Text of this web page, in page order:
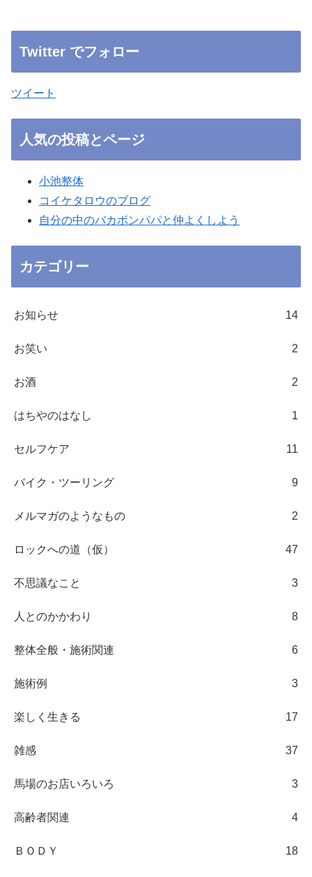
Twitter でフォロー
ツイート
人気の投稿とページ
小池整体
コイケタロウのブログ
自分の中のバカボンパパと仲よくしよう
カテゴリー
お知らせ 14
お笑い 2
お酒 2
はちやのはなし 1
セルフケア 11
バイク・ツーリング 9
メルマガのようなもの 2
ロックへの道（仮） 47
不思議なこと 3
人とのかかわり 8
整体全般・施術関連 6
施術例 3
楽しく生きる 17
雑感 37
馬場のお店いろいろ 3
高齢者関連 4
ＢＯＤＹ 18